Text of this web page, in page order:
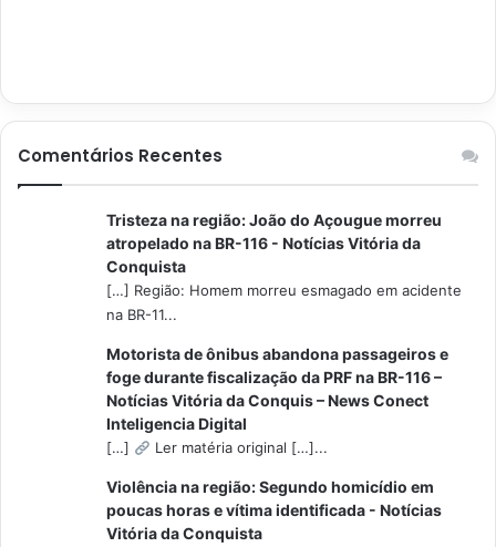
Comentários Recentes
Tristeza na região: João do Açougue morreu
atropelado na BR-116 - Notícias Vitória da
Conquista
[…] Região: Homem morreu esmagado em acidente
na BR-11...
Motorista de ônibus abandona passageiros e
foge durante fiscalização da PRF na BR-116 –
Notícias Vitória da Conquis – News Conect
Inteligencia Digital
[…] Ler matéria original […]...
Violência na região: Segundo homicídio em
poucas horas e vítima identificada - Notícias
Vitória da Conquista